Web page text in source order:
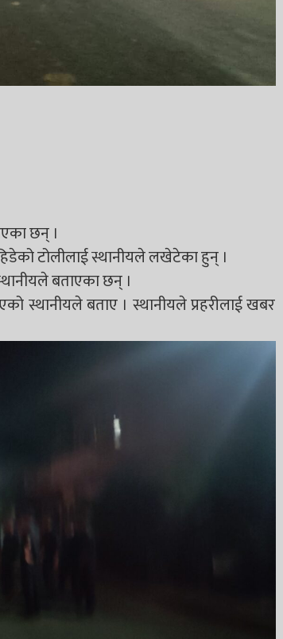
छन् ।
टोलीलाई स्थानीयले लखेटेका हुन् ।
बताएका छन् ।
स्थानीयले बताए । स्थानीयले प्रहरीलाई खबर